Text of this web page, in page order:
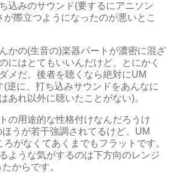
込みのサウンド(要するにアニソン
が際立つようになったのが悪いとこ
かの(生音の)楽器パートが濃密に混ざ
にはとてもいいんだけど、とにかく
メだ。後者を聴くなら絶対にUM
(逆に、打ち込みサウンドをあんなに
あれ以外に聴いたことがない)。
の用途的な性格付けなんだろうけ
うが若干強調されてるけど、UM
がなくてあくまでもフラットです。
ような気がするのは下方向のレンジ
からです。